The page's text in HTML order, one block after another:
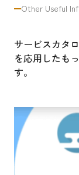
Other Useful
サービスカタ
を応用したも
す。